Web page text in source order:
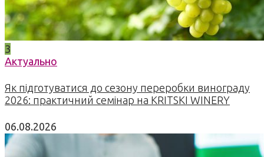
3
Актуально
Як підготуватися до сезону переробки винограду
2026: практичний семінар на KRITSKI WINERY
06.08.2026